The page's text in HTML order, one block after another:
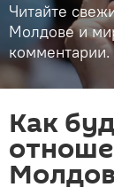
Читайте
Молдове и
комментарии.
Как